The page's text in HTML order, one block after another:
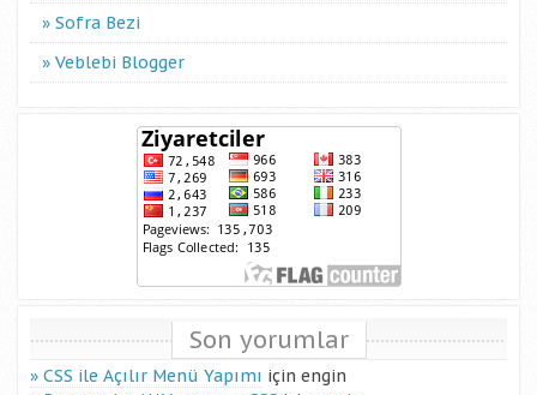
Sofra Bezi
Veblebi Blogger
Son yorumlar
CSS ile Açılır Menü Yapımı için engin